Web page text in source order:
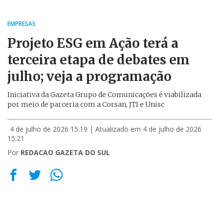
EMPRESAS
Projeto ESG em Ação terá a
terceira etapa de debates em
julho; veja a programação
Iniciativa da Gazeta Grupo de Comunicações é viabilizada
por meio de parceria com a Corsan, JTI e Unisc
4 de julho de 2026 15:19 | Atualizado em 4 de julho de 2026
15:21
Por REDACAO GAZETA DO SUL